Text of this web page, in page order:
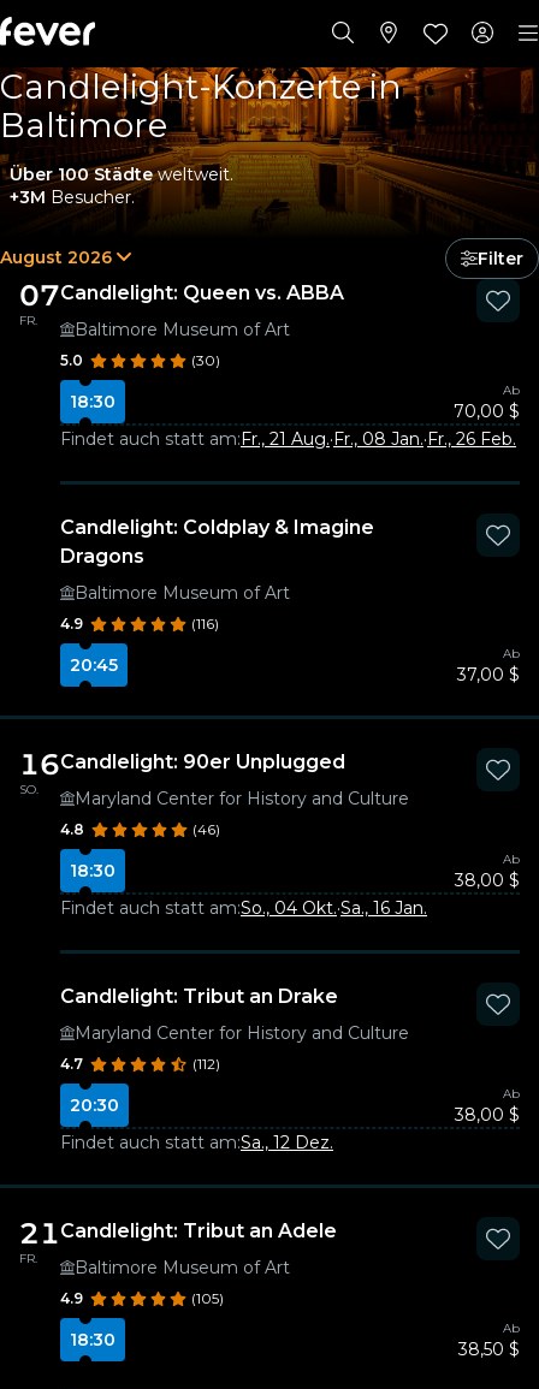
Candlelight-Konzerte in
Baltimore
Über 100 Städteweltweit.
+3M Besucher.
August 2026 Filter
07
FR.
Candlelight: Queen vs. ABBA
Baltimore Museum of Art
5.0 (30)
18:30
Ab
70,00 $
Findet auch statt am:Fr., 21 Aug.·Fr., 08 Jan.·Fr., 26 Feb.
Candlelight: Coldplay & Imagine
Dragons
Baltimore Museum of Art
4.9 (116)
20:45
Ab
37,00 $
16
SO.
Candlelight: 90er Unplugged
Maryland Center for History and Culture
4.8 (46)
18:30
Ab
38,00 $
Findet auch statt am:So., 04 Okt.·Sa., 16 Jan.
Candlelight: Tribut an Drake
Maryland Center for History and Culture
4.7 (112)
20:30
Ab
38,00 $
Findet auch statt am:Sa., 12 Dez.
21
FR.
Candlelight: Tribut an Adele
Baltimore Museum of Art
4.9 (105)
18:30
Ab
38,50 $